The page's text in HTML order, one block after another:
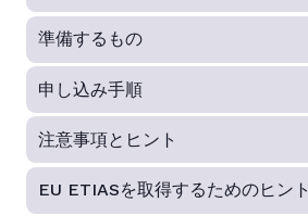
準備するもの
申し込み手順
注意事項とヒント
EU ETIASを取得するためのヒント